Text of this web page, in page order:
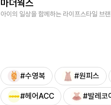
마더웍스
아이의 일상을 함께하는 라이프스타일 브
#수영복 #원피스
#헤어ACC #발레코